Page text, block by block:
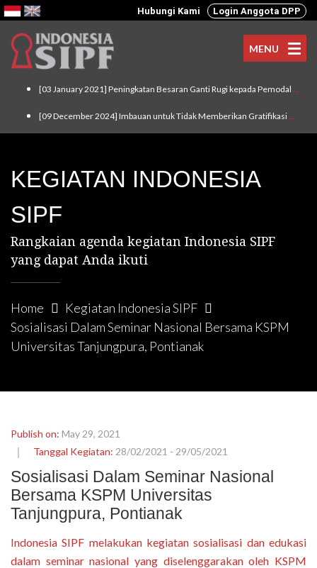
Hubungi Kami Login Anggota DPP
MENU
[03 January 2021] Peningkatan Besaran Ganti Rugi kepada Pemodal ...
[09 December 2024] Imbauan untuk Tidak Memberikan Gratifikasi...
KEGIATAN INDONESIA
SIPF
Rangkaian agenda kegiatan Indonesia SIPF
yang dapat Anda ikuti
Home
Kegiatan Indonesia SIPF
Sosialisasi Dalam Seminar Nasional Bersama KSPM
Universitas Tanjungpura, Pontianak
Publish on: May 29, 2021
Tanggal Kegiatan: 28/02/2021 - 29/05/2021
Sosialisasi Dalam Seminar Nasional
Bersama KSPM Universitas
Tanjungpura, Pontianak
Indonesia SIPF melakukan kegiatan sosialisasi dan edukasi
dalam seminar nasional yang diselenggarakan oleh KSPM